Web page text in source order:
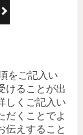
をご記入い
けることが出
しくご記入い
だくことでよ
伝えすること